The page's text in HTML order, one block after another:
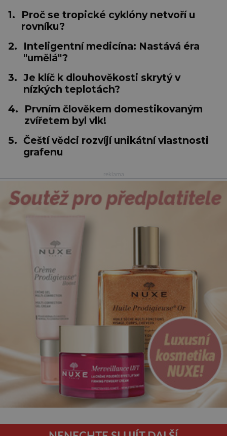
1.
Proč se tropické cyklóny netvoří u
rovníku?
2.
Inteligentní medicína: Nastává éra
"umělá"?
3. Je klíč k dlouhověkosti skrytý v
nízkých teplotách?
4.
Prvním člověkem domestikovaným
zvířetem byl vlk!
5. Čeští vědci rozvíjí unikátní vlastnosti
grafenu